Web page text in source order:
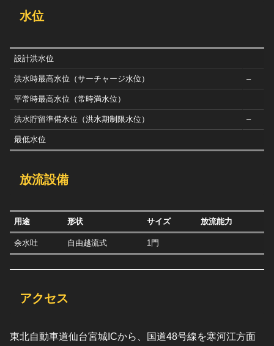
水位
設計洪水位
洪水時最高水位（サーチャージ水位） –
平常時最高水位（常時満水位）
洪水貯留準備水位（洪水期制限水位） –
最低水位
放流設備
用途 形状 サイズ 放流能力
余水吐 自由越流式 1門
アクセス
東北自動車道仙台宮城ICから、国道48号線を寒河江方面